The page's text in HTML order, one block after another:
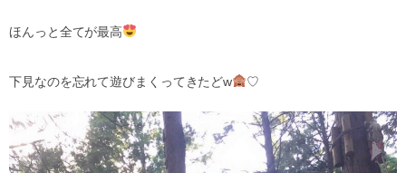
ほんっと全てが最高
下見なのを忘れて遊びまくってきたどw ♡